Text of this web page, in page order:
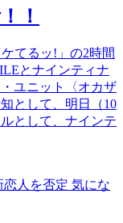
！
てるッ!」の2時間
とナインティナ
ユニット〈オカザ
として、明日（10
として、ナインテ